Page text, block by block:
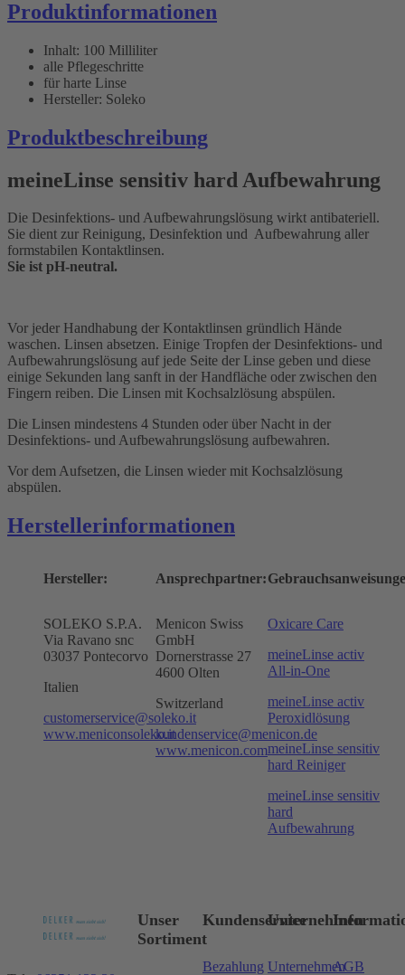
Produktinformationen
Inhalt: 100 Milliliter
alle Pflegeschritte
für harte Linse
Hersteller: Soleko
Produktbeschreibung
meineLinse sensitiv hard Aufbewahrung
Die Desinfektions- und Aufbewahrungslösung wirkt antibateriell.
Sie dient zur Reinigung, Desinfektion und Aufbewahrung aller
formstabilen Kontaktlinsen.
Sie ist pH-neutral.
Vor jeder Handhabung der Kontaktlinsen gründlich Hände
waschen. Linsen absetzen. Einige Tropfen der Desinfektions- und
Aufbewahrungslösung auf jede Seite der Linse geben und diese
einige Sekunden lang sanft in der Handfläche oder zwischen den
Fingern reiben. Die Linsen mit Kochsalzlösung abspülen.
Die Linsen mindestens 4 Stunden oder über Nacht in der
Desinfektions- und Aufbewahrungslösung aufbewahren.
Vor dem Aufsetzen, die Linsen wieder mit Kochsalzlösung
abspülen.
Herstellerinformationen
Hersteller:
SOLEKO S.P.A.
Via Ravano snc
03037 Pontecorvo
Italien
customerservice@soleko.it
www.meniconsoleko.it
Ansprechpartner:
Menicon Swiss
GmbH
Dornerstrasse 27
4600 Olten
Switzerland
kundenservice@menicon.de
www.menicon.com
Oxicare Care
meineLinse activ
All-in-One
meineLinse activ
Peroxidlösung
meineLinse sensitiv
hard Reiniger
meineLinse sensitiv
hard
Aufbewahrung
Unser
Sortiment
Kundenservice
Bezahlung
Unternehmen
UnternehmenAGB